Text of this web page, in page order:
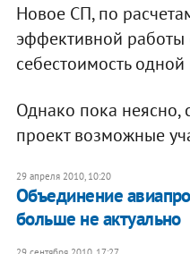
Новое СП, по
эффективной работы
себестоимость
Однако пока неясно,
проект возможные
29 апреля 2010, 10:20
Объединение
больше не актуально